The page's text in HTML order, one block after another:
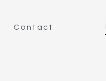
Contact